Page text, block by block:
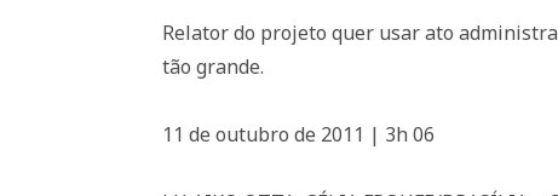
Relator do projeto quer usar ato
tão grande.
11 de outubro de 2011 | 3h 06